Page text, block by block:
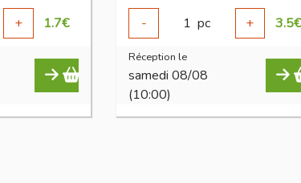
+ 1.7€
-
1 pc + 3.5€
Réception le
samedi 08/08
(10:00)